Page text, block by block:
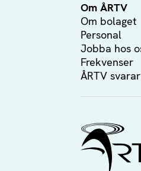
Om ÅRTV
Om bolaget
Personal
Jobba hos
Frekvenser
ÅRTV svarar
Ålands